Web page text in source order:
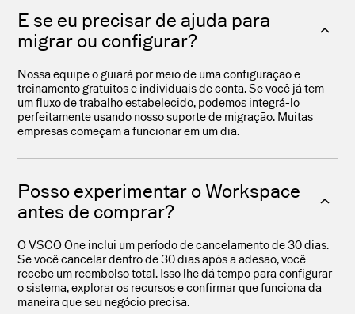
E se eu precisar de ajuda para
migrar ou configurar?
Nossa equipe o guiará por meio de uma configuração e
treinamento gratuitos e individuais de conta. Se você já tem
um fluxo de trabalho estabelecido, podemos integrá-lo
perfeitamente usando nosso suporte de migração. Muitas
empresas começam a funcionar em um dia.
Posso experimentar o Workspace
antes de comprar?
O VSCO One inclui um período de cancelamento de 30 dias.
Se você cancelar dentro de 30 dias após a adesão, você
recebe um reembolso total. Isso lhe dá tempo para configurar
o sistema, explorar os recursos e confirmar que funciona da
maneira que seu negócio precisa.